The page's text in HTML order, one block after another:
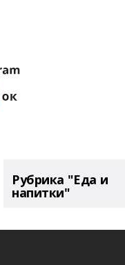
Рубрика "Еда и
напитки"